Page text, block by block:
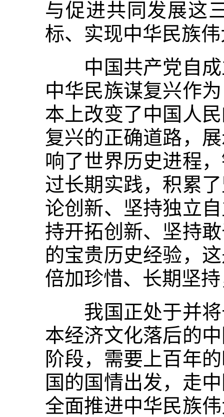
与促进共同发展这
标、实现中华民族
中国共产党自成
中华民族谋复兴作
本上改变了中国人
复兴的正确道路，
响了世界历史进程
过长期实践，积累
论创新、坚持独立
持开拓创新、坚持
的宝贵历史经验，
倍加珍惜、长期坚
我国正处于并将
本经济文化落后的
阶段，需要上百年
国的国情出发，走
全面推进中华民族